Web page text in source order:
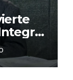
para